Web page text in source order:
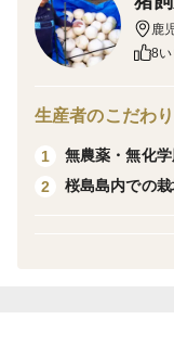
▪果肉はやや薄め鹿
8
生産者のこだわり
1
無農薬・無化
2
桜島島内での栽